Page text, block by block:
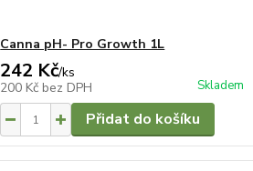
Canna pH- Pro Growth 1L
242 Kč/ks
200 Kč bez DPH Skladem
Přidat do košíku